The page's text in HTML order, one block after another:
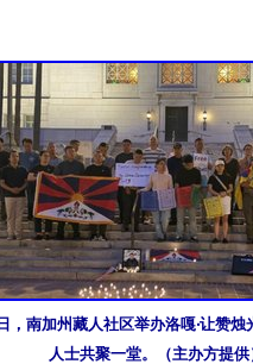
，南加州藏人社区举办洛嘎‧让赞
人士共聚一堂。（主办方提供